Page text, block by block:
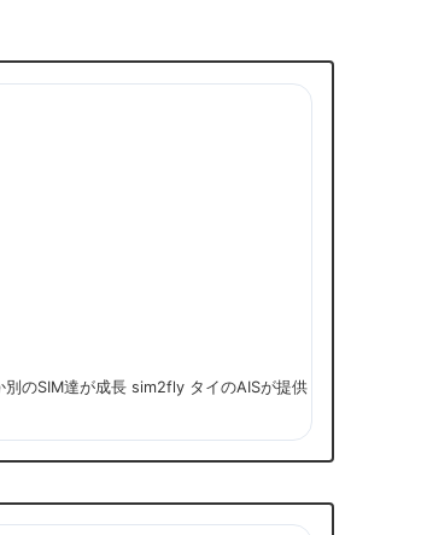
のSIM達が成長 sim2fly タイのAISが提供